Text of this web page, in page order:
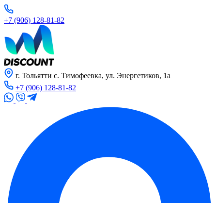
+7 (906) 128-81-82
г. Тольятти с. Тимофеевка, ул. Энергетиков, 1а
+7 (906) 128-81-82